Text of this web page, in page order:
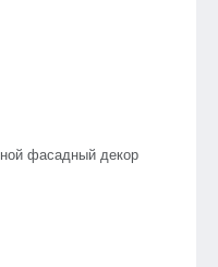
фасадный декор